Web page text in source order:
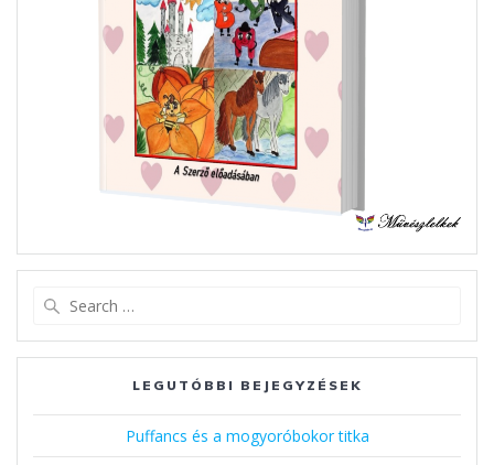
LEGUTÓBBI BEJEGYZÉSEK
Puffancs és a mogyoróbokor titka